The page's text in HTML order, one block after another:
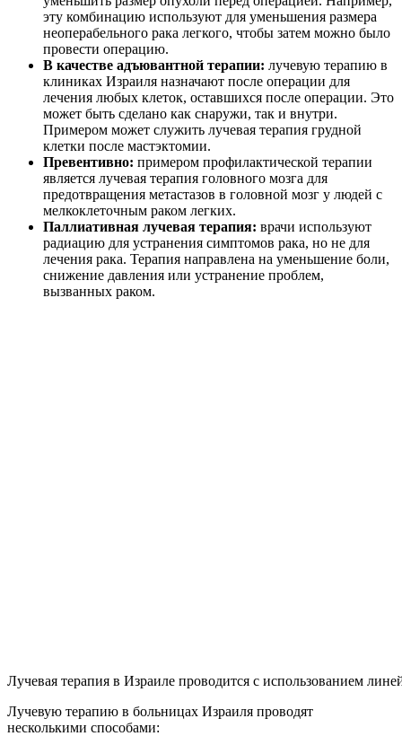
эту комбинацию используют для уменьшения размера
неоперабельного рака легкого, чтобы затем можно было
провести операцию.
В качестве адъювантной терапии: лучевую терапию в
клиниках Израиля назначают после операции для
лечения любых клеток, оставшихся после операции. Это
может быть сделано как снаружи, так и внутри.
Примером может служить лучевая терапия грудной
клетки после мастэктомии.
Превентивно: примером профилактической терапии
является лучевая терапия головного мозга для
предотвращения метастазов в головной мозг у людей с
мелкоклеточным раком легких.
Паллиативная лучевая терапия: врачи используют
радиацию для устранения симптомов рака, но не для
лечения рака. Терапия направлена на уменьшение боли,
снижение давления или устранение проблем,
вызванных раком.
Лучевая терапия в Израиле проводится с использованием
Лучевую терапию в больницах Израиля проводят
несколькими способами: